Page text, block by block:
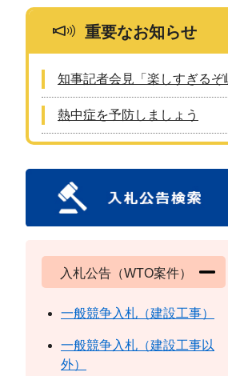
重要なお知らせ
知事記者会見「楽しすぎる
熱中症を予防しましょう
入札公告（WTO案件）
一般競争入札（建設工事）
一般競争入札（建設工事以
外）